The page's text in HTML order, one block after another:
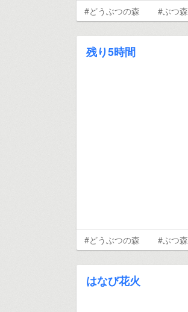
#どうぶつの森 #ぶつ森
残り5時間
#どうぶつの森 #ぶつ森
はなび花火